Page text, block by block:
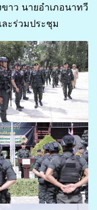
าว นายอำเภอนาทวี
ะร่วมประชุม